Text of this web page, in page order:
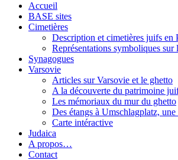
Accueil
BASE sites
Cimetières
Description et cimetières juifs en
Représentations symboliques sur
Synagogues
Varsovie
Articles sur Varsovie et le ghetto
A la découverte du patrimoine
Les mémoriaux du mur du ghetto
Des étangs à Umschlagplatz,
Carte intéractive
Judaica
A propos…
Contact